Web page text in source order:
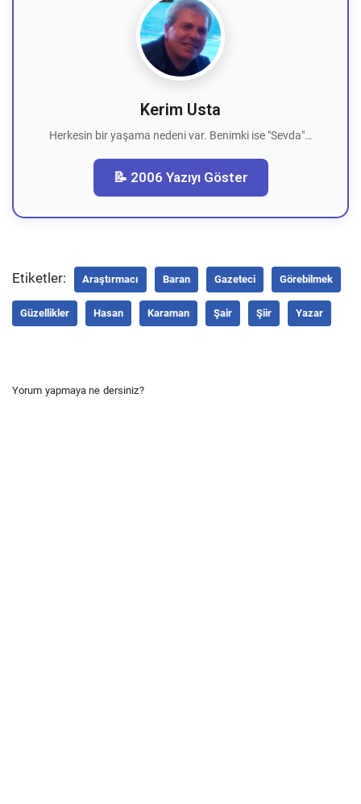
Kerim Usta
Herkesin bir yaşama nedeni var. Benimki ise "Sevda"…
📝 2006 Yazıyı Göster
Etiketler: Araştırmacı Baran Gazeteci Görebilmek
Güzellikler Hasan Karaman Şair Şiir Yazar
Yorum yapmaya ne dersiniz?